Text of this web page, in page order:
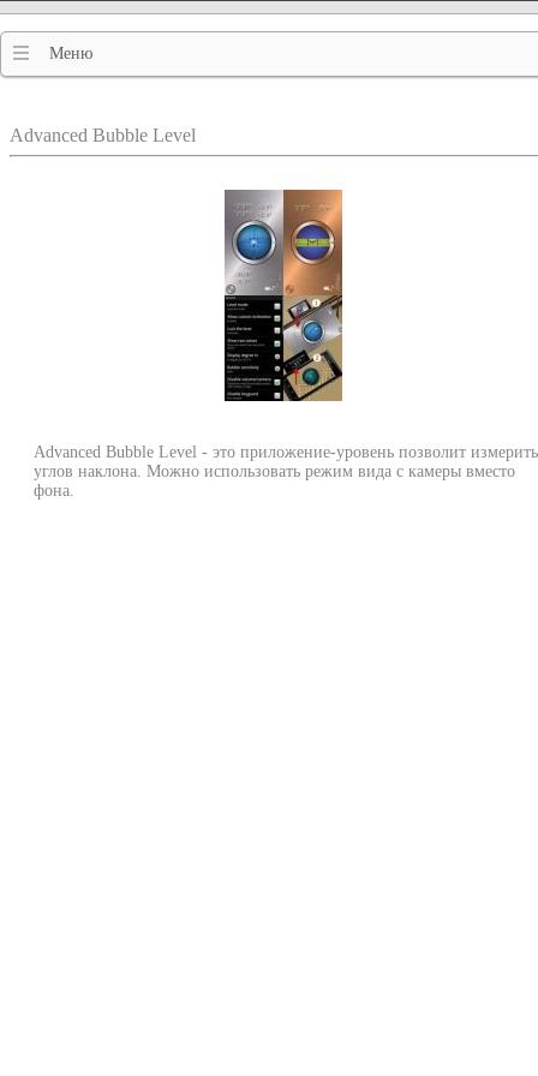
Меню
Advanced Bubble Level
Advanced Bubble Level - это приложение-уровень позволит измерить
углов наклона. Можно использовать режим вида с камеры вместо
фона.